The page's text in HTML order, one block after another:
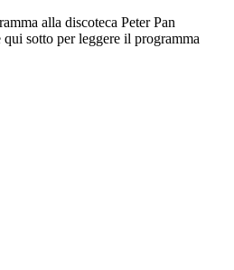
alla discoteca Peter Pan
sotto per leggere il programma